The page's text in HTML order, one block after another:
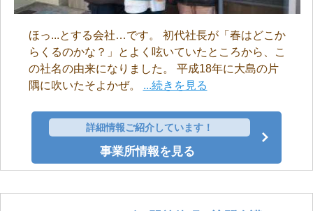
ほっ...とする会社…です。 初代社長が「春はどこか
らくるのかな？」とよく呟いていたところから、こ
の社名の由来になりました。 平成18年に大島の片
隅に吹いたそよかぜ。 ...続きを見る
詳細情報ご紹介しています！
事業所情報を見る